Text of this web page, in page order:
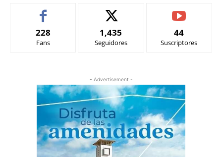
228
Fans
1,435
Seguidores
44
Suscriptores
- Advertisement -